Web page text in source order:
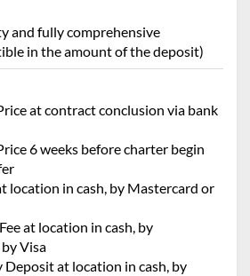
and fully comprehensive
in the amount of the deposit)
at contract conclusion via bank
6 weeks before charter begin
location in cash, by Mastercard or
at location in cash, by
Visa
Deposit at location in cash, by